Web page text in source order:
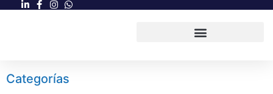
Categorías